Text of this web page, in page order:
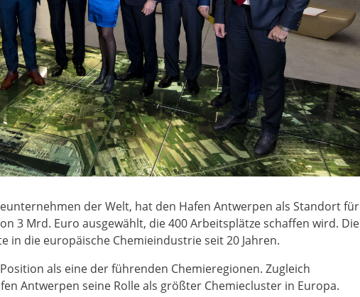
der Welt, hat den Hafen Antwerpen als Standort für
3 Mrd. Euro ausgewählt, die 400 Arbeitsplätze schaffen wird. Die
in die europäische Chemieindustrie seit 20 Jahren.
als eine der führenden Chemieregionen. Zugleich
Antwerpen seine Rolle als größter Chemiecluster in Europa.